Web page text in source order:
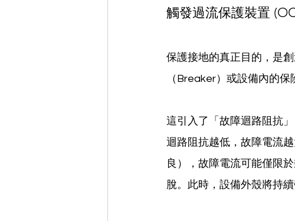
觸發過流保護裝置
保護接地的真正目的，是
（Breaker）或設備內的保
這引入了「故障迴路阻抗
迴路阻抗越低，故障電流
良），故障電流可能僅限
脫。此時，設備外殼將持